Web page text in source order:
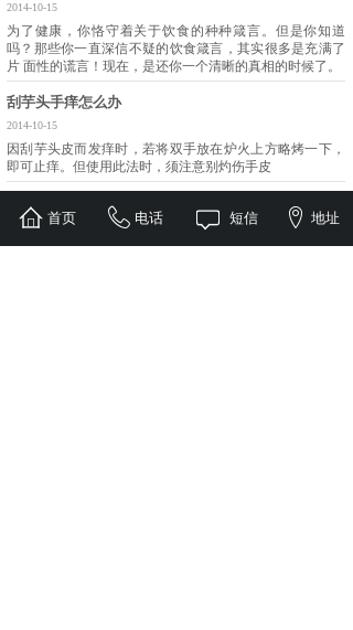
2014-10-15
为了健康，你恪守着关于饮食的种种箴言。但是你知道
吗？那些你一直深信不疑的饮食箴言，其实很多是充满了
片 面性的谎言！现在，是还你一个清晰的真相的时候了。
刮芋头手痒怎么办
2014-10-15
因刮芋头皮而发痒时，若将双手放在炉火上方略烤一下，
即可止痒。但使用此法时，须注意别灼伤手皮
怎样煮豆浆更健康？
2014-10-15
越来越多的人，喜欢在家中自制新鲜豆浆，觉得又卫生又
首页 电话 短信 地址